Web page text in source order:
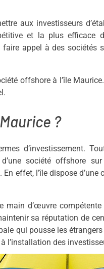
aux investisseurs
et la plus efficace
appel à des sociétés
offshore à l’île
?
d’investissement.
société offshore
effet, l’île dispose d’une
main d’œuvre
sa réputation de
qui pousse les
l’installation des